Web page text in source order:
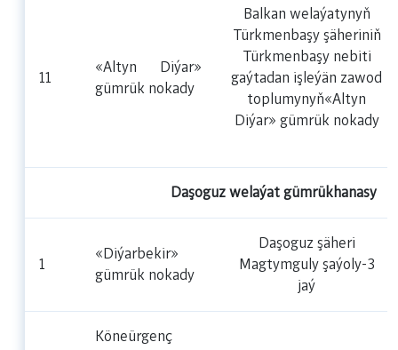
11
«Altyn Diýar»
gümrük nokady
Balkan welaýatynyň
Türkmenbaşy şäheriniň
Türkmenbaşy nebiti
gaýtadan işleýän zawod
toplumynyň«Altyn
Diýar» gümrük nokady
Daşoguz welaýat gümrükhanasy
1
«Diýarbekir»
gümrük nokady
Daşoguz şäheri
Magtymguly şaýoly-3
jaý
Köneürgenç